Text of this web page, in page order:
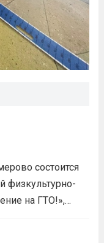
состоится
физкультурно-
на ГТО!»,
участие